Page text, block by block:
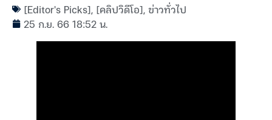
[Editor's Picks], [คลิปวิดีโอ],ข่าวทั่วไป
25 ก.ย. 66 18:52 น.